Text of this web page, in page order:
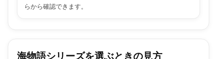
らから確認できます。
海物語シリーズを選ぶときの見方